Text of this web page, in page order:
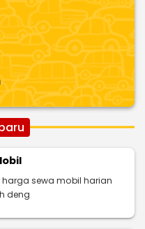
sewa mobil harian
deng